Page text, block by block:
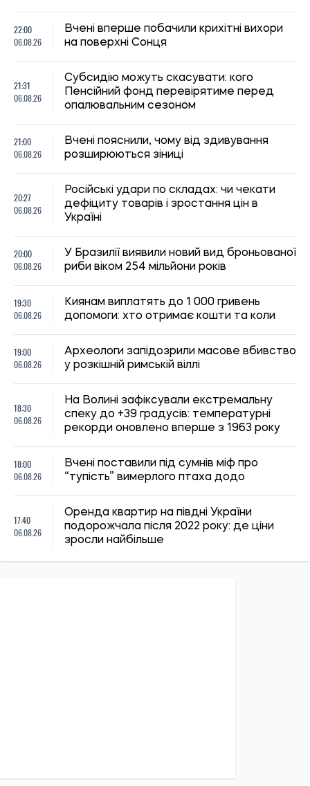
22:00
06.08.26
Вчені вперше побачили крихітні вихори
на поверхні Сонця
21:31
06.08.26
Субсидію можуть скасувати: кого
Пенсійний фонд перевірятиме перед
опалювальним сезоном
21:00
06.08.26
Вчені пояснили, чому від здивування
розширюються зіниці
20:27
06.08.26
Російські удари по складах: чи чекати
дефіциту товарів і зростання цін в
Україні
20:00
06.08.26
У Бразилії виявили новий вид броньованої
риби віком 254 мільйони років
19:30
06.08.26
Киянам виплатять до 1 000 гривень
допомоги: хто отримає кошти та коли
19:00
06.08.26
Археологи запідозрили масове вбивство
у розкішній римській віллі
18:30
06.08.26
На Волині зафіксували екстремальну
спеку до +39 градусів: температурні
рекорди оновлено вперше з 1963 року
18:00
06.08.26
Вчені поставили під сумнів міф про
“тупість” вимерлого птаха додо
17:40
06.08.26
Оренда квартир на півдні України
подорожчала після 2022 року: де ціни
зросли найбільше